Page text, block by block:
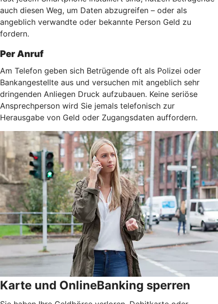
auch diesen Weg, um Daten abzugreifen – oder als
angeblich verwandte oder bekannte Person Geld zu
fordern.
Per Anruf
Am Telefon geben sich Betrügende oft als Polizei oder
Bankangestellte aus und versuchen mit angeblich sehr
dringenden Anliegen Druck aufzubauen. Keine seriöse
Ansprechperson wird Sie jemals telefonisch zur
Herausgabe von Geld oder Zugangsdaten auffordern.
Karte und OnlineBanking sperren